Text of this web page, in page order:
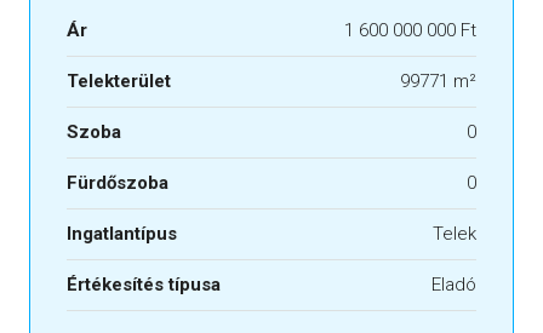
Ár 1 600 000 000 Ft
Telekterület 99771 m²
Szoba 0
Fürdőszoba 0
Ingatlantípus Telek
Értékesítés típusa Eladó